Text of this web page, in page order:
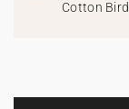
Cotton Bird.